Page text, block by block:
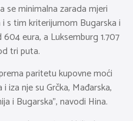
se minimalna zarada mjeri
s tim kriterijumom Bugarska i
eura, a Luksemburg 1.707
tri puta.
paritetu kupovne moći
nje su Grčka, Mađarska,
i Bugarska”, navodi Hina.